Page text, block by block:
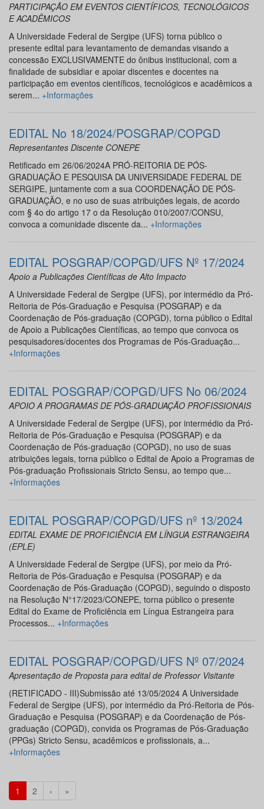
PARTICIPAÇÃO EM EVENTOS CIENTÍFICOS, TECNOLÓGICOS
E ACADÊMICOS
A Universidade Federal de Sergipe (UFS) torna público o
presente edital para levantamento de demandas visando a
concessão EXCLUSIVAMENTE do ônibus institucional, com a
finalidade de subsidiar e apoiar discentes e docentes na
participação em eventos científicos, tecnológicos e acadêmicos a
serem... +Informações
EDITAL No 18/2024/POSGRAP/COPGD
Representantes Discente CONEPE
Retificado em 26/06/2024A PRÓ-REITORIA DE PÓS-
GRADUAÇÃO E PESQUISA DA UNIVERSIDADE FEDERAL DE
SERGIPE, juntamente com a sua COORDENAÇÃO DE PÓS-
GRADUAÇÃO, e no uso de suas atribuições legais, de acordo
com § 4o do artigo 17 o da Resolução 010/2007/CONSU,
convoca a comunidade discente da... +Informações
EDITAL POSGRAP/COPGD/UFS Nº 17/2024
Apoio a Publicações Científicas de Alto Impacto
A Universidade Federal de Sergipe (UFS), por intermédio da Pró-
Reitoria de Pós-Graduação e Pesquisa (POSGRAP) e da
Coordenação de Pós-graduação (COPGD), torna público o Edital
de Apoio a Publicações Científicas, ao tempo que convoca os
pesquisadores/docentes dos Programas de Pós-Graduação...
+Informações
EDITAL POSGRAP/COPGD/UFS No 06/2024
APOIO A PROGRAMAS DE PÓS-GRADUAÇÃO PROFISSIONAIS
A Universidade Federal de Sergipe (UFS), por intermédio da Pró-
Reitoria de Pós-Graduação e Pesquisa (POSGRAP) e da
Coordenação de Pós-graduação (COPGD), no uso de suas
atribuições legais, torna público o Edital de Apoio a Programas de
Pós-graduação Profissionais Stricto Sensu, ao tempo que...
+Informações
EDITAL POSGRAP/COPGD/UFS nº 13/2024
EDITAL EXAME DE PROFICIÊNCIA EM LÍNGUA ESTRANGEIRA
(EPLE)
A Universidade Federal de Sergipe (UFS), por meio da Pró-
Reitoria de Pós-Graduação e Pesquisa (POSGRAP) e da
Coordenação de Pós-Graduação (COPGD), seguindo o disposto
na Resolução N°17/2023/CONEPE, torna público o presente
Edital do Exame de Proficiência em Língua Estrangeira para
Processos... +Informações
EDITAL POSGRAP/COPGD/UFS Nº 07/2024
Apresentação de Proposta para edital de Professor Visitante
(RETIFICADO - III)Submissão até 13/05/2024 A Universidade
Federal de Sergipe (UFS), por intermédio da Pró-Reitoria de Pós-
Graduação e Pesquisa (POSGRAP) e da Coordenação de Pós-
graduação (COPGD), convida os Programas de Pós-Graduação
(PPGs) Stricto Sensu, acadêmicos e profissionais, a...
+Informações
1 2 › »